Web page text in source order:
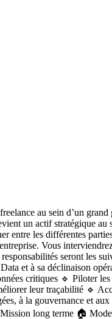
au sein d’un
un actif stratégique
les différentes
Vous
seront les
et à sa déclinaison
critiques 🔹 Piloter
leur traçabilité 🔹
à la gouvernance et
long terme 🏠